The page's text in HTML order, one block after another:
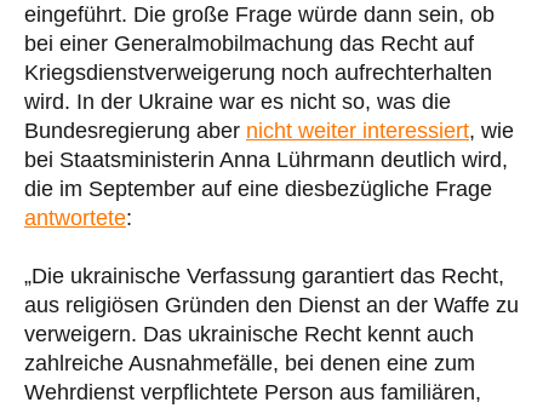
eingeführt. Die große Frage würde dann sein, ob
bei einer Generalmobilmachung das Recht auf
Kriegsdienstverweigerung noch aufrechterhalten
wird. In der Ukraine war es nicht so, was die
Bundesregierung aber nicht weiter interessiert, wie
bei Staatsministerin Anna Lührmann deutlich wird,
die im September auf eine diesbezügliche Frage
antwortete:
„Die ukrainische Verfassung garantiert das Recht,
aus religiösen Gründen den Dienst an der Waffe zu
verweigern. Das ukrainische Recht kennt auch
zahlreiche Ausnahmefälle, bei denen eine zum
Wehrdienst verpflichtete Person aus familiären,